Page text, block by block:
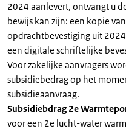
2024 aanlevert, ontvangt u
bewijs kan zijn: een kopie
opdrachtbevestiging uit
een digitale schriftelijke
Voor zakelijke aanvragers
subsidiebedrag op het
subsidieaanvraag.
Subsidiebdrag 2e
voor een 2e lucht-water